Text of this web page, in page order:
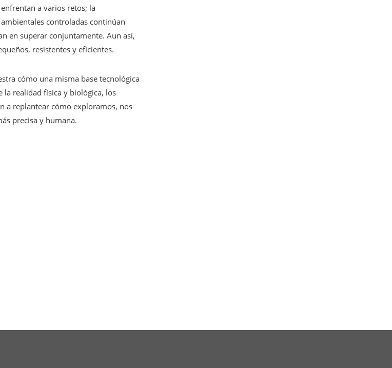
a varios retos; la
controladas continúan
en superar conjuntamente. Aun así,
resistentes y eficientes.
cómo una misma base tecnológica
la realidad física y biológica, los
a replantear cómo exploramos, nos
precisa y humana.